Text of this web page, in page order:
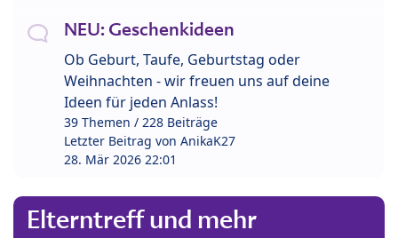
NEU: Geschenkideen
Ob Geburt, Taufe, Geburtstag oder
Weihnachten - wir freuen uns auf deine
Ideen für jeden Anlass!
39 Themen / 228 Beiträge
Letzter Beitrag von AnikaK27
28. Mär 2026 22:01
Elterntreff und mehr